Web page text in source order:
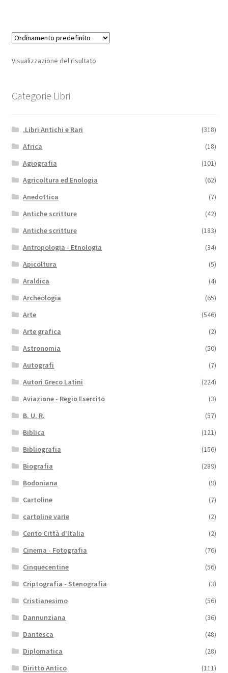
Visualizzazione del risultato
Categorie Libri
.Libri Antichi e Rari
(318)
Africa
(18)
Agiografia
(101)
Agricoltura ed Enologia
(62)
Anedottica
(7)
Antiche scritture
(42)
Antiche scritture
(183)
Antropologia - Etnologia
(34)
Apicoltura
(5)
Araldica
(4)
Archeologia
(65)
Arte
(546)
Arte grafica
(2)
Astronomia
(50)
Autografi
(7)
Autori Greco Latini
(224)
Aviazione - Regio Esercito
(3)
B. U. R.
(57)
Biblica
(121)
Bibliografia
(156)
Biografia
(289)
Bodoniana
(9)
Cartoline
(7)
cartoline varie
(2)
Cento Città d'Italia
(2)
Cinema - Fotografia
(76)
Cinquecentine
(56)
Criptografia - Stenografia
(3)
Cristianesimo
(56)
Dannunziana
(36)
Dantesca
(48)
Diplomatica
(28)
Diritto Antico
(111)